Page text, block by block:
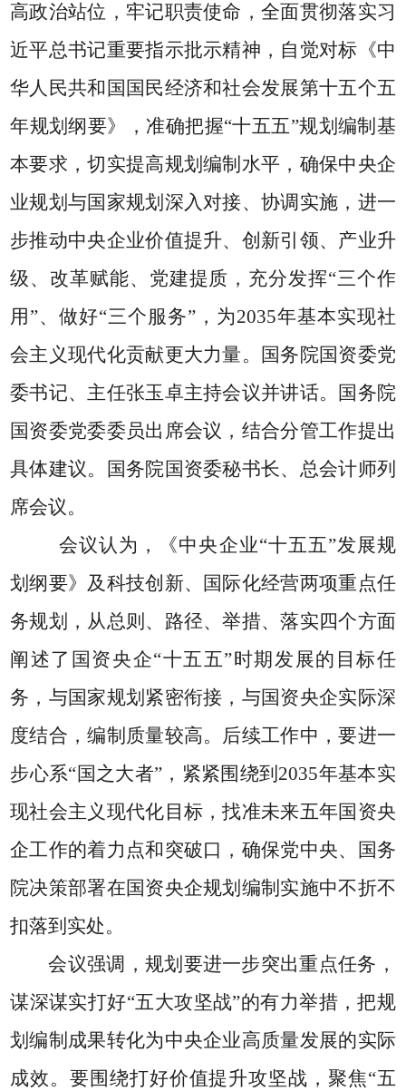
高政治站位，牢记职责使命，全面贯彻落实习
近平总书记重要指示批示精神，自觉对标《中
华人民共和国国民经济和社会发展第十五个五
年规划纲要》，准确把握“十五五”规划编制基
本要求，切实提高规划编制水平，确保中央企
业规划与国家规划深入对接、协调实施，进一
步推动中央企业价值提升、创新引领、产业升
级、改革赋能、党建提质，充分发挥“三个作
用 ”、做好“三个服务” ，为2035年基本实现社
会主义现代化贡献更大力量。国务院国资委党
委书记、主任张玉卓主持会议并讲话。国务院
国资委党委委员出席会议，结合分管工作提出
具体建议。国务院国资委秘书长、总会计师列
席会议。
会议认为，《中央企业“十五五”发展规
划纲要》及科技创新、国际化经营两项重点任
务规划，从总则、路径、举措、落实四个方面
阐述了国资央企“十五五”时期发展的目标任
务，与国家规划紧密衔接，与国资央企实际深
度结合，编制质量较高。后续工作中，要进一
步心系“国之大者” ，紧紧围绕到 2035年基本实
现社会主义现代化目标，找准未来五年国资央
企工作的着力点和突破口，确保党中央、国务
院决策部署在国资央企规划编制实施中不折不
扣落到实处。
会议强调，规划要进一步突出重点任务，
谋深谋实打好“五大攻坚战”的有力举措，把规
划编制成果转化为中央企业高质量发展的实际
成效。要围绕打好价值提升攻坚战，聚焦“五